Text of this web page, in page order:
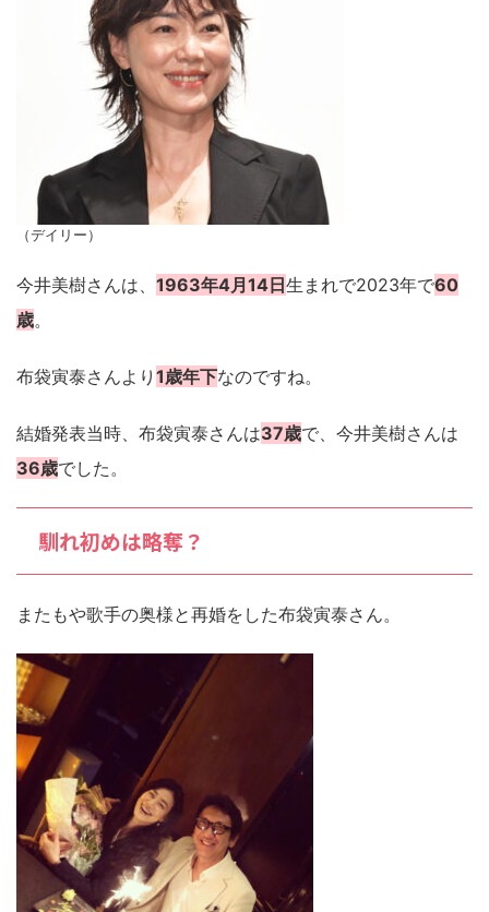
（デイリー）
今井美樹さんは、 1963年4月14日生まれで2023年で60
歳。
布袋寅泰さんより 1歳年下なのですね。
結婚発表当時、布袋寅泰さんは37歳で、今井美樹さんは
36歳でした。
馴れ初めは略奪？
またもや歌手の奥様と再婚をした布袋寅泰さん。